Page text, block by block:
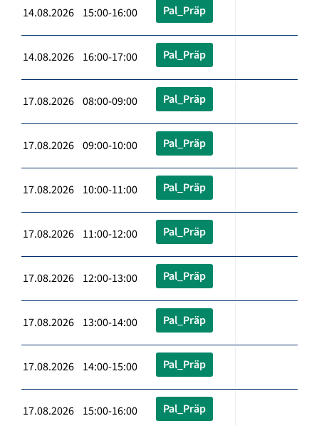
14.08.2026 15:00-16:00 Pal_Präp
14.08.2026 16:00-17:00 Pal_Präp
17.08.2026 08:00-09:00 Pal_Präp
17.08.2026 09:00-10:00 Pal_Präp
17.08.2026 10:00-11:00 Pal_Präp
17.08.2026 11:00-12:00 Pal_Präp
17.08.2026 12:00-13:00 Pal_Präp
17.08.2026 13:00-14:00 Pal_Präp
17.08.2026 14:00-15:00 Pal_Präp
17.08.2026 15:00-16:00 Pal_Präp